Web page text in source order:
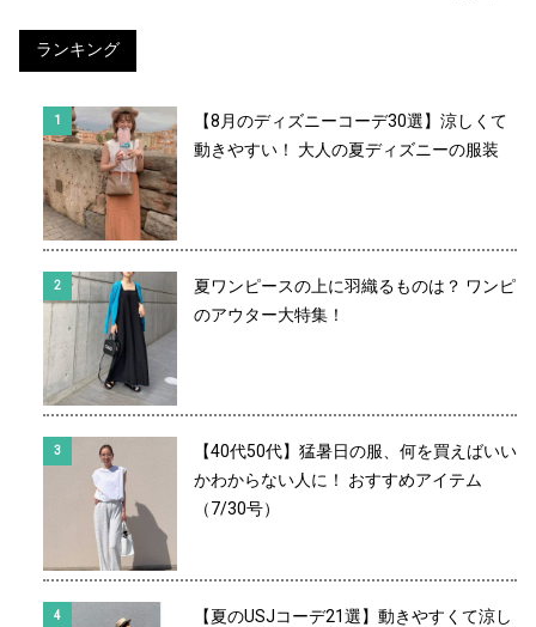
ランキング
【8月のディズニーコーデ30選】涼しくて
動きやすい！ 大人の夏ディズニーの服装
夏ワンピースの上に羽織るものは？ ワンピ
のアウター大特集！
【40代50代】猛暑日の服、何を買えばいい
かわからない人に！ おすすめアイテム
（7/30号）
【夏のUSJコーデ21選】動きやすくて涼し